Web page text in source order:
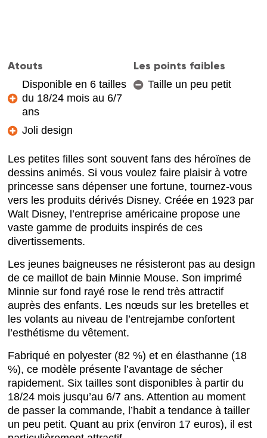
Atouts
Disponible en 6 tailles
du 18/24 mois au 6/7
ans
Joli design
Les points faibles
Taille un peu petit
Les petites filles sont souvent fans des héroïnes de
dessins animés. Si vous voulez faire plaisir à votre
princesse sans dépenser une fortune, tournez-vous
vers les produits dérivés Disney. Créée en 1923 par
Walt Disney, l’entreprise américaine propose une
vaste gamme de produits inspirés de ces
divertissements.
Les jeunes baigneuses ne résisteront pas au design
de ce maillot de bain Minnie Mouse. Son imprimé
Minnie sur fond rayé rose le rend très attractif
auprès des enfants. Les nœuds sur les bretelles et
les volants au niveau de l’entrejambe confortent
l’esthétisme du vêtement.
Fabriqué en polyester (82 %) et en élasthanne (18
%), ce modèle présente l’avantage de sécher
rapidement. Six tailles sont disponibles à partir du
18/24 mois jusqu’au 6/7 ans. Attention au moment
de passer la commande, l’habit a tendance à tailler
un peu petit. Quant au prix (environ 17 euros), il est